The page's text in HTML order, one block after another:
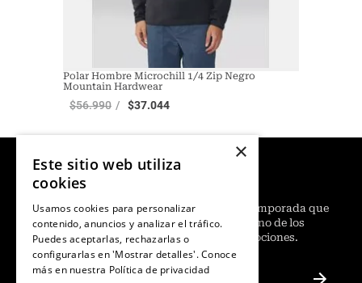
Polar Hombre Microchill 1/4 Zip Negro
Mountain Hardwear
$56.990 $37.044
¿Quieres adelantarte a lo último para la temporada que
ya viene? Regístrate, suscríbete y sé uno de los
primeros en conocer nuestras promociones.
×
Este sitio web utiliza
cookies
Usamos cookies para personalizar
contenido, anuncios y analizar el tráfico.
Puedes aceptarlas, rechazarlas o
configurarlas en 'Mostrar detalles'. Conoce
más en nuestra Política de privacidad